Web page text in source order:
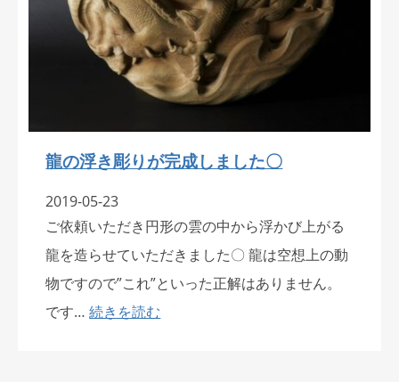
龍の浮き彫りが完成しました〇
2019-05-23
ご依頼いただき円形の雲の中から浮かび上がる
龍を造らせていただきました〇 龍は空想上の動
物ですので”これ”といった正解はありません。
です…続きを読む